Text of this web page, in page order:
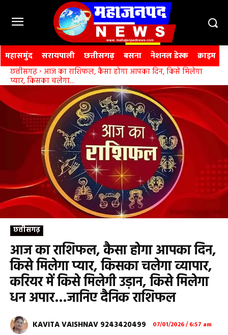
महासमुंद सरायपाली छत्तीसगढ़ बसना नेशनल डेस्क क्राइम
छत्तीसगढ़ आज का राशिफल, कैसा होगा आपका दिन, किसे मिलेगा
प्यार, किसका चलेगा...
छत्तीसगढ़
आज का राशिफल, कैसा होगा आपका दिन,
किसे मिलेगा प्यार, किसका चलेगा व्यापार,
करियर में किसे मिलेगी उड़ान, किसे मिलेगा
धन अपार…जानिए दैनिक राशिफल
KAVITA VAISHNAV 9243420499 07/01/2026 / 6:57 am